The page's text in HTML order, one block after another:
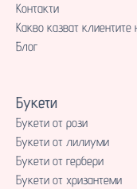
Контакти
Какво казват клиентите
Блог
Букети
Букети от рози
Букети от лилиуми
Букети от гербери
Букети от хризантеми